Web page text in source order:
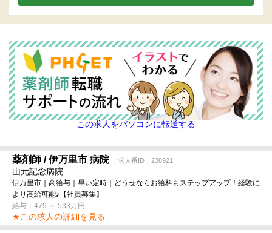
この求人をパソコンに転送する
薬剤師 / 伊万里市 病院 求人番ID：238921
山元記念病院
伊万里市｜高給与｜早い定時｜どうせならお給料もステップアップ！経験に
より高給可能♪【社員募集】
給与：479 ～ 533万円
★この求人の詳細を見る